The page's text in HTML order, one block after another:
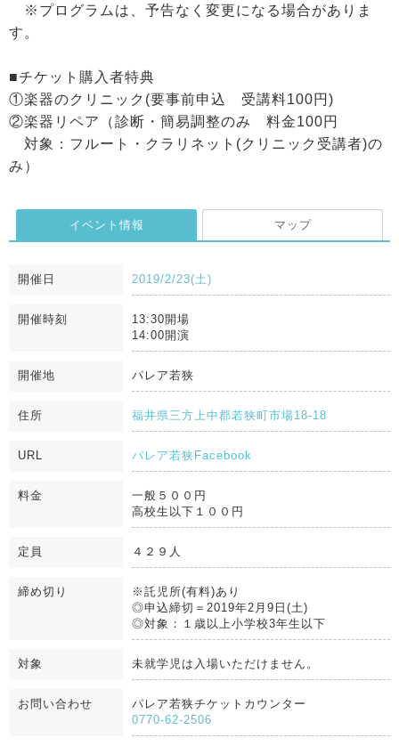
※プログラムは、予告なく変更になる場合がありま
す。
■チケット購入者特典
①楽器のクリニック(要事前申込 受講料100円)
②楽器リペア（診断・簡易調整のみ 料金100円
対象：フルート・クラリネット(クリニック受講者)の
み）
イベント情報 マップ
開催日 2019/2/23(土)
開催時刻
13:30開場
14:00開演
開催地 パレア若狭
住所 福井県三方上中郡若狭町市場18-18
URL パレア若狭Facebook
料金
一般５００円
高校生以下１００円
定員 ４２９人
締め切り
※託児所(有料)あり
◎申込締切＝2019年2月9日(土)
◎対象：１歳以上小学校3年生以下
対象 未就学児は入場いただけません。
お問い合わせ
パレア若狭チケットカウンター
0770-62-2506